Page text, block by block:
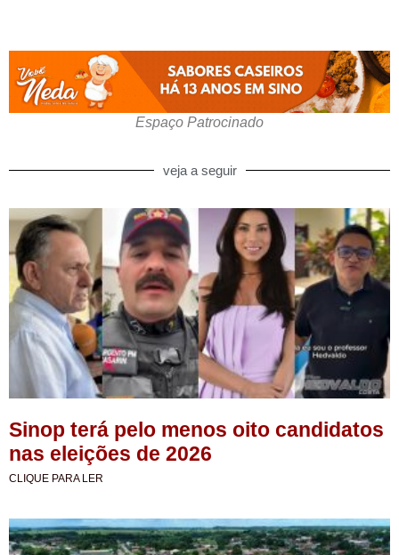
Espaço Patrocinado
veja a seguir
Sinop terá pelo menos oito candidatos
nas eleições de 2026
CLIQUE PARA LER